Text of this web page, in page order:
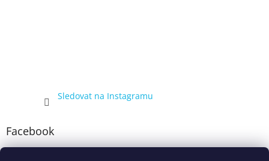
Sledovat na Instagramu
Facebook